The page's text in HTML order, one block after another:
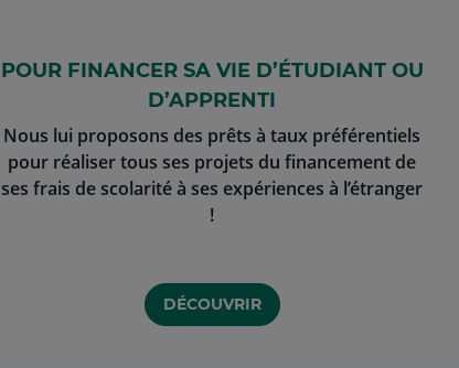
POUR FINANCER SA VIE D’ÉTUDIANT OU
D’APPRENTI
Nous lui proposons des prêts à taux préférentiels
pour réaliser tous ses projets du financement de
ses frais de scolarité à ses expériences à l’étranger
!
DÉCOUVRIR